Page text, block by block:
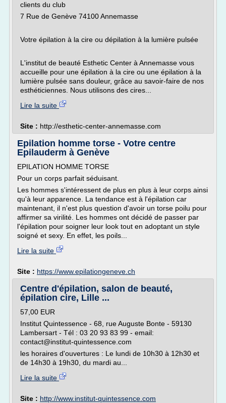
clients du club
7 Rue de Genève 74100 Annemasse
Votre épilation à la cire ou dépilation à la lumière pulsée
L'institut de beauté Esthetic Center à Annemasse vous
accueille pour une épilation à la cire ou une épilation à la
lumière pulsée sans douleur, grâce au savoir-faire de nos
esthéticiennes. Nous utilisons des cires...
Lire la suite
Site : http://esthetic-center-annemasse.com
Epilation homme torse - Votre centre
Epilauderm à Genève
EPILATION HOMME TORSE
Pour un corps parfait séduisant.
Les hommes s'intéressent de plus en plus à leur corps ainsi
qu'à leur apparence. La tendance est à l'épilation car
maintenant, il n'est plus question d'avoir un torse poilu pour
affirmer sa virilité. Les hommes ont décidé de passer par
l'épilation pour soigner leur look tout en adoptant un style
soigné et sexy. En effet, les poils...
Lire la suite
Site : https://www.epilationgeneve.ch
Centre d'épilation, salon de beauté,
épilation cire, Lille ...
57,00 EUR
Institut Quintessence - 68, rue Auguste Bonte - 59130
Lambersart - Tél : 03 20 93 83 99 - email:
contact@institut-quintessence.com
les horaires d'ouvertures : Le lundi de 10h30 à 12h30 et
de 14h30 à 19h30, du mardi au...
Lire la suite
Site : http://www.institut-quintessence.com